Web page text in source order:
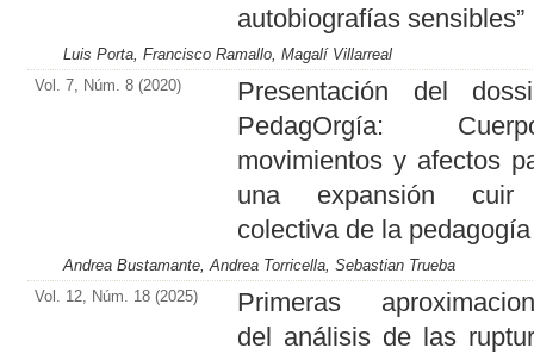
autobiografías sensibles”
Luis Porta, Francisco Ramallo, Magalí Villarreal
Vol. 7, Núm. 8 (2020)
Presentación del
PedagOrgía:
movimientos y afectos
una expansión
colectiva de la pedagogía
Andrea Bustamante, Andrea Torricella, Sebastian Trueba
Vol. 12, Núm. 18 (2025)
Primeras
del análisis de las